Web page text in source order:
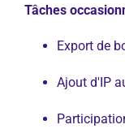
Tâches
Export de
Ajout d'IP